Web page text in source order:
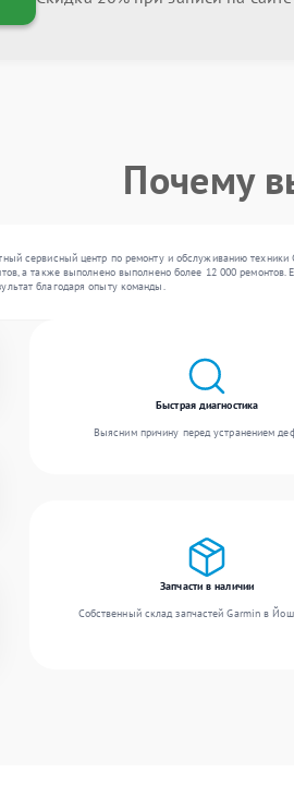
Почему
сервисный центр по ремонту и обслуживанию
а также выполнено выполнено более 12 000
благодаря опыту команды.
Быстрая диагностика
Выясним причину перед устранением
Запчасти в наличии
Собственный склад запчастей Garmin в